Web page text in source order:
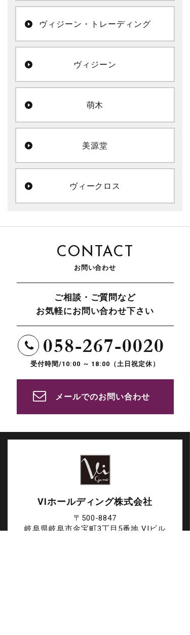
ヴィジーン・トレーディング
ヴィジーン
萌木
美源堂
ヴィークロス
CONTACT
お問い合わせ
ご相談・ご質問など
お気軽にお問い合わせ下さい
058-267-0020
受付時間/10:00 ～ 18:00（土日祝定休）
メールでのお問い合わせ
VIホールディング株式会社
〒500-8847
岐阜県岐阜市金宝町3丁目5番地 VIビル